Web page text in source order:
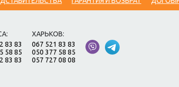
83 83
58 85
83 83
ХАРЬКОВ:
067 521 83 83
050 377 58 85
057 727 08 08